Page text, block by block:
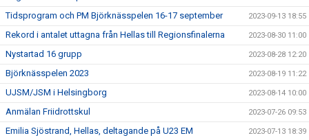
Tidsprogram och PM Björknässpelen 16-17 september 2023-09-13 18:55
Rekord i antalet uttagna från Hellas till Regionsfinalerna 2023-08-30 11:00
Nystartad 16 grupp 2023-08-28 12:20
Björknässpelen 2023 2023-08-19 11:22
UJSM/JSM i Helsingborg 2023-08-14 10:00
Anmälan Friidrottskul 2023-07-26 09:53
Emilia Sjöstrand, Hellas, deltagande på U23 EM 2023-07-13 18:39